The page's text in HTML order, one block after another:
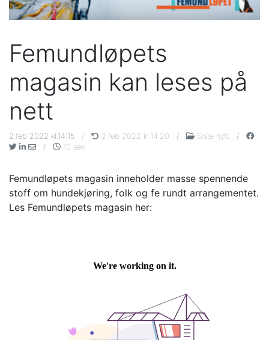
Femundløpets
magasin kan leses på
nett
2.feb 2022 kl.14:15 / 2.feb 2022 kl.14:20 / Siste nytt
/
/
10 sek
Femundløpets magasin inneholder masse spennende
stoff om hundekjøring, folk og fe rundt arrangementet.
Les Femundløpets magasin her: